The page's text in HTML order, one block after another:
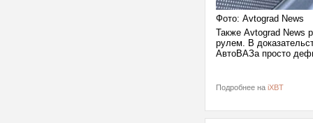
Фото: Avtograd News
Также Avtograd News
рулем. В
АвтоВАЗа просто
Подробнее на iXBT